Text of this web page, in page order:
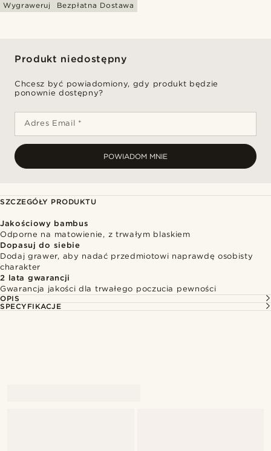
Wygraweruj Bezpłatna Dostawa
Produkt niedostępny
Chcesz być powiadomiony, gdy produkt będzie
ponownie dostępny?
Adres Email *
POWIADOM MNIE
SZCZEGÓŁY PRODUKTU
Jakościowy bambus
Odporne na matowienie, z trwałym blaskiem
Dopasuj do siebie
Dodaj grawer, aby nadać przedmiotowi naprawdę osobisty
charakter
2 lata gwarancji
Gwarancja jakości dla trwałego poczucia pewności
OPIS
SPECYFIKACJE